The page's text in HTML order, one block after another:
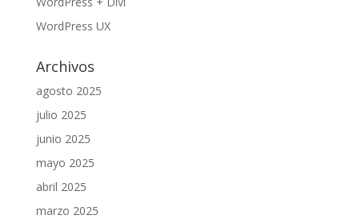
WordPress UX
Archivos
agosto 2025
julio 2025
junio 2025
mayo 2025
abril 2025
marzo 2025